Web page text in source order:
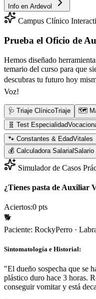
Info en Ardevol
Campus Clínico
Prueba el Oficio de
Hemos diseñado
temario del curso para que
descubras tu futuro hoy
Voz!
🩺 Triaje ClínicoTriaje 🗺️
🧬 Test Especialidad
🐾 Constantes & EdadVitales
💰 Calculadora SalarialSalario
Simulador de Casos
¿Tienes pasta de Auxiliar
Aciertos:0 pts
🐕
Paciente: RockyPerro ·
Sintomatología e Historial:
"El dueño sospecha que se
plástico duro hace 3 horas.
conseguir vomitar y está